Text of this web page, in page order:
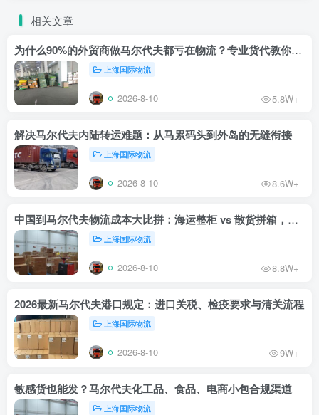
相关文章
为什么90%的外贸商做马尔代夫都亏在物流？专业货代教你止损
上海国际物流
2026-8-10 5.8W+
解决马尔代夫内陆转运难题：从马累码头到外岛的无缝衔接
上海国际物流
2026-8-10 8.6W+
中国到马尔代夫物流成本大比拼：海运整柜 vs 散货拼箱，哪个更划算？
上海国际物流
2026-8-10 8.8W+
2026最新马尔代夫港口规定：进口关税、检疫要求与清关流程
上海国际物流
2026-8-10 9W+
敏感货也能发？马尔代夫化工品、食品、电商小包合规渠道
上海国际物流